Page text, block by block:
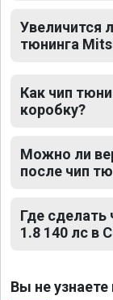
Увеличится
тюнинга
Как чип
коробку?
Можно ли
после чип
Где сделать
1.8 140 лс в
Вы не